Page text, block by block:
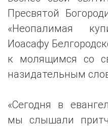
Пресвятой
«Неопалимая
Иоасафу
к молящимся со
назидательным
«Сегодня в
мы слышали